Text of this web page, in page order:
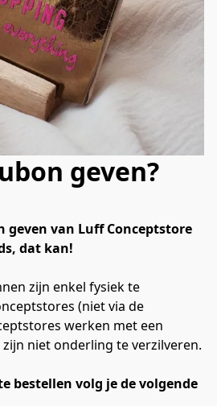
geven?
geven van Luff Conceptstore
dat kan!
zijn enkel fysiek te
(niet via de
werken met een
niet onderling te verzilveren.
bestellen volg je de volgende